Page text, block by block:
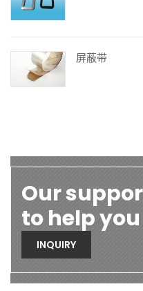
屏蔽带
Our
to help
INQUIRY